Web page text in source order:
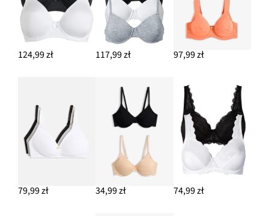
124,99 zł 117,99 zł 97,99 zł
79,99 zł 34,99 zł 74,99 zł